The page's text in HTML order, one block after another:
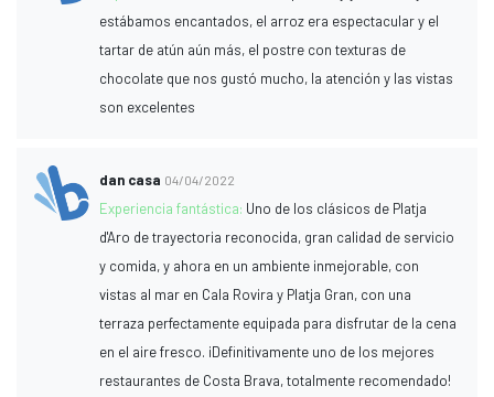
estábamos encantados, el arroz era espectacular y el
tartar de atún aún más, el postre con texturas de
chocolate que nos gustó mucho, la atención y las vistas
son excelentes
dan casa 04/04/2022
Experiencia fantástica: Uno de los clásicos de Platja
d'Aro de trayectoria reconocida, gran calidad de servicio
y comida, y ahora en un ambiente inmejorable, con
vistas al mar en Cala Rovira y Platja Gran, con una
terraza perfectamente equipada para disfrutar de la cena
en el aire fresco. ¡Definitivamente uno de los mejores
restaurantes de Costa Brava, totalmente recomendado!